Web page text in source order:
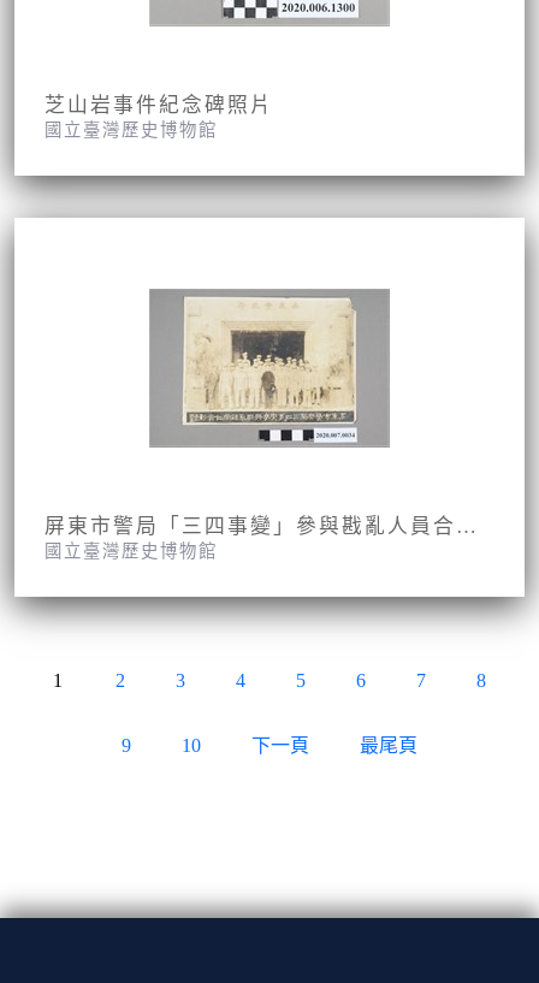
芝山岩事件紀念碑照片
國立臺灣歷史博物館
屏東市警局「三四事變」參與戡亂人員合影照片
國立臺灣歷史博物館
1 2 3 4 5 6 7 8
9 10 下一頁 最尾頁